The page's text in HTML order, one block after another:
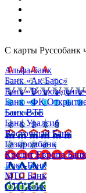
С карты Руссобанк
Альфа-банк
Банк «Ак Барс»
Банк
Банк «ФК
Банк ВТБ
Банк Уралсиб
Восточный Банк
Газпромбанк
Кредит Европа Банк
Локо-Банк
МТС Банк
ОТП Банк